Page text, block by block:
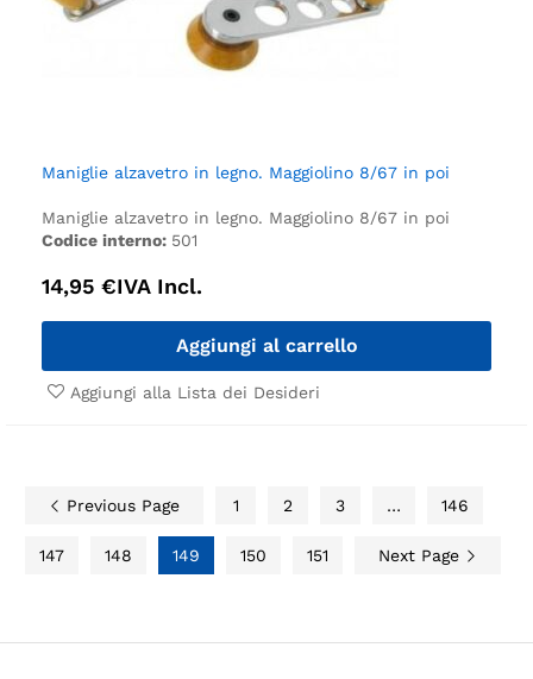
Maniglie alzavetro in legno. Maggiolino 8/67 in poi
Maniglie alzavetro in legno. Maggiolino 8/67 in poi
Codice interno: 501
14,95 €IVA Incl.
Aggiungi al carrello
Aggiungi alla Lista dei Desideri
Previous Page 1 2 3 … 146
147 148 149 150 151 Next Page